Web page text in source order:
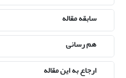
سابقه مقاله
هم رسانی
ارجاع به این مقاله